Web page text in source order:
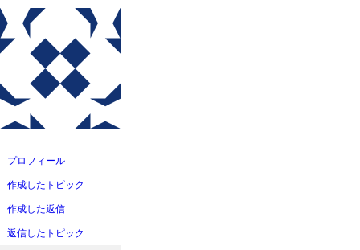
ッ
プ
テ
ン
へ
ッ
プ
プロフィール
作成したトピック
作成した返信
返信したトピック